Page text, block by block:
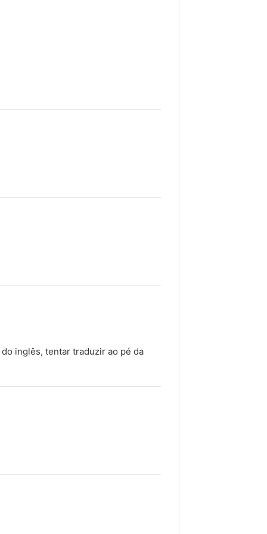
inglês, tentar traduzir ao pé da